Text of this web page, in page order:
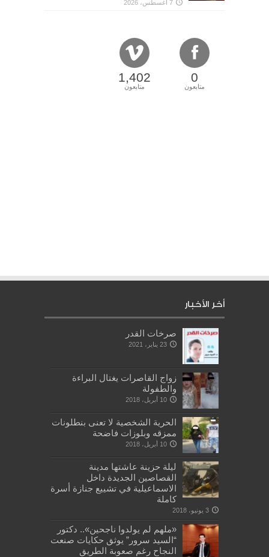
7 أغسطس، 2026
0
متابعون
1,402
متابعون
أخر الأخبار
صرخات القدر
23 يناير، 2021
زواج القاصرات يغتال البراءة
والطفولة
10 أبريل، 2018
الحرية الشخصية لا تعنى بنطلونات
ممزقه وبلوزات فاضحة
10 أبريل، 2018
ليلة حزينة عاشتها مدينة
القصاصين الجديدة داخل
الاسماعيلية في تشييع جنازة أسرة
كاملة
3 يونيو، 2018
«ملهم لم يولدوا ناجحين».. دكتور
“السيد سرور” يوثق حكايات صنعت
النجاح رغم صعوبة الطريق